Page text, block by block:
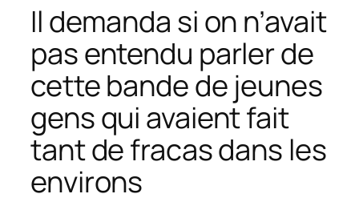
Il demanda si on n’avait
pas entendu parler de
cette bande de jeunes
gens qui avaient fait
tant de fracas dans les
environs